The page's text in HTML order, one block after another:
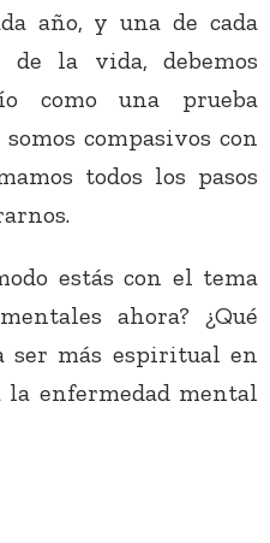
año, y una de cada
la vida, debemos
como una prueba
compasivos con
todos los pasos
estás con el tema
ahora? ¿Qué
ser más espiritual en
la enfermedad mental